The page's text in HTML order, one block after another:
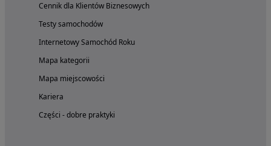
Cennik dla Klientów Biznesowych
Testy samochodów
Internetowy Samochód Roku
Mapa kategorii
Mapa miejscowości
Kariera
Części - dobre praktyki